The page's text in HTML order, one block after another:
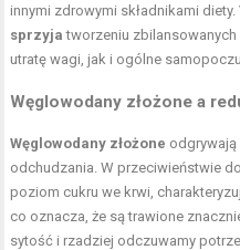
innymi zdrowymi składnikami diety.
sprzyja tworzeniu
utratę wagi, jak i ogólne
Węglowodany złożone a
Węglowodany złożone
odchudzania. W przeciwieństwie
poziom cukru we krwi,
co oznacza, że są trawione
sytość i rzadziej odczuwamy